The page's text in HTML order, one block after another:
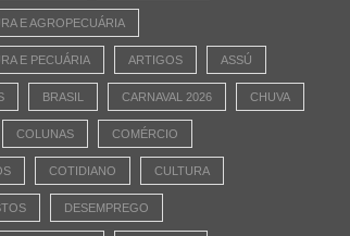
E AGROPECUÁRIA
E PECUÁRIA ARTIGOS ASSÚ
BRASIL CARNAVAL 2026 CHUVA
COLUNAS COMÉRCIO
COTIDIANO CULTURA
DESEMPREGO